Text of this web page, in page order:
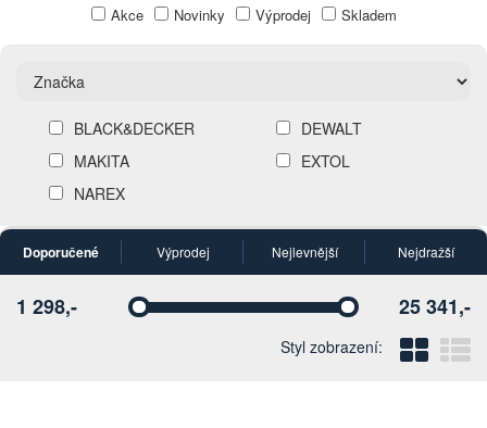
Akce Novinky Výprodej Skladem
BLACK&DECKER
DEWALT
MAKITA
EXTOL
NAREX
Doporučené Výprodej Nejlevnější Nejdražší
Vyberte Vyberte
1 298,- 25 341,-
Styl zobrazení: